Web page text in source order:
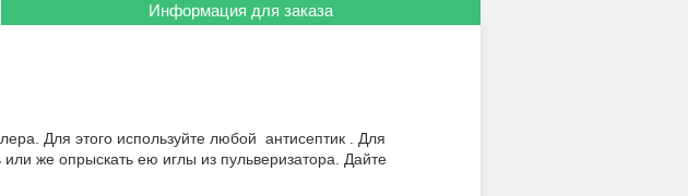
Информация для заказа
Для этого используйте любой антисептик . Для
же опрыскать ею иглы из пульверизатора. Дайте